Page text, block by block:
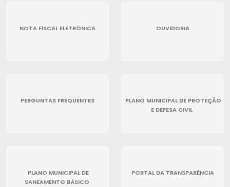
NOTA FISCAL ELETRÔNICA OUVIDORIA
PERGUNTAS FREQUENTES
PLANO MUNICIPAL DE PROTEÇÃO
E DEFESA CIVIL
PLANO MUNICIPAL DE
SANEAMENTO BÁSICO
PORTAL DA TRANSPARÊNCIA